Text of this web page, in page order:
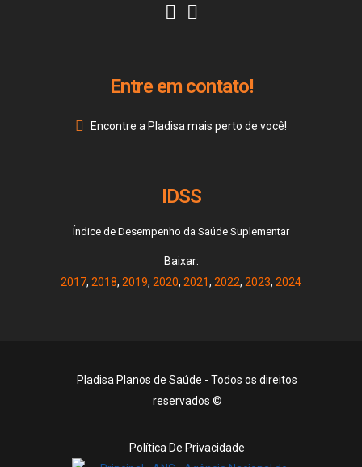
Entre em contato!
Encontre a Pladisa mais perto de você!
IDSS
Índice de Desempenho da Saúde Suplementar
Baixar:
2017, 2018, 2019, 2020, 2021, 2022, 2023, 2024
Pladisa Planos de Saúde - Todos os direitos
reservados ©
Política De Privacidade